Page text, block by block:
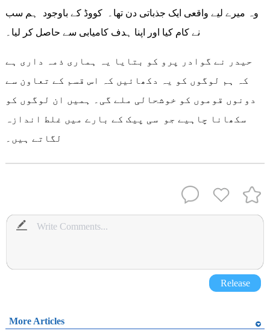
وہ میرے لیے واقعی ایک جذباتی دن تھا۔ کووڈ کے باوجود ہم سب
نے کام کیا اور اپنا ہدف کامیابی سے حاصل کر لیا۔
حیدر نے گوادر پرو کو بتایا یہ ہماری ذمہ داری ہے
کہ ہم لوگوں کو یہ دکھائیں کہ اس قسم کے تعاون سے
دونوں قوموں کو خوشحالی ملے گی۔ ہمیں ان لوگوں کو
سکھانا چاہیے جو سی پیک کے بارے میں غلط اندازہ
لگاتے ہیں۔
Release
More Articles